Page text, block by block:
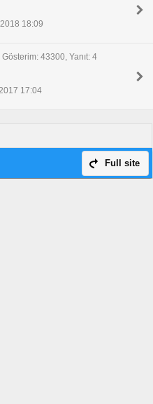
18:09
Gösterim: 43300, Yanıt: 4
17:04
Full site